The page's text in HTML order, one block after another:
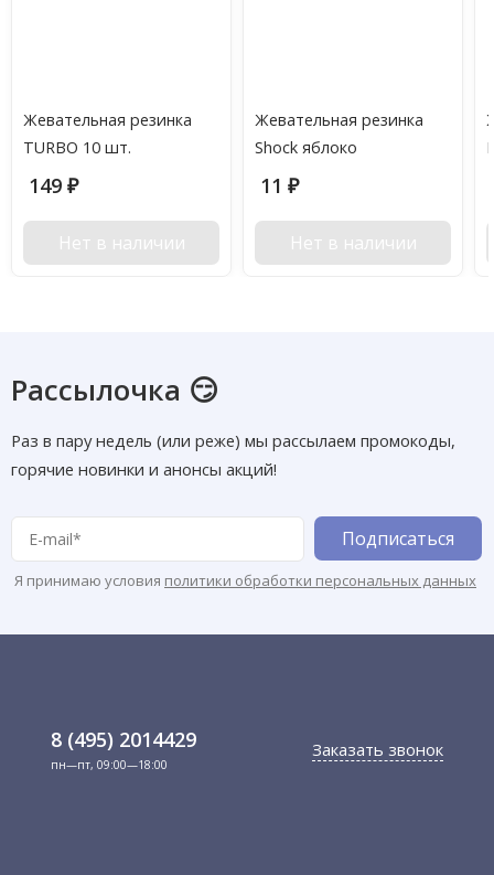
Жевательная резинка
TURBO 10 шт.
149 ₽
Нет в наличии
Жевательная резинка
Shock яблоко
11 ₽
Нет в наличии
Рассылочка 😏
Раз в пару недель (или реже) мы рассылаем промокоды,
горячие новинки и анонсы акций!
Я принимаю условия политики обработки персональных данных
8 (495) 2014429
пн—пт, 09:00—18:00
Заказать звонок